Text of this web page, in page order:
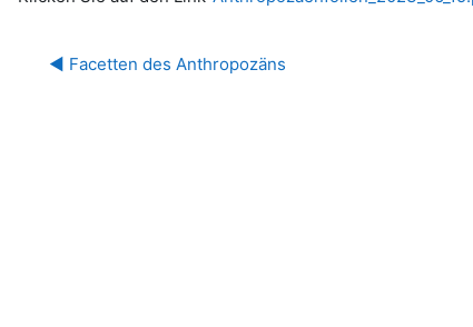
◀︎ Facetten des Anthropozäns